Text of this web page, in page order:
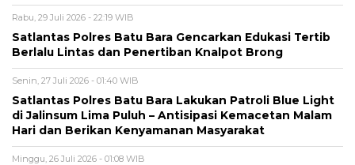
Rabu, 29 Juli 2026 - 22:19 WIB
Satlantas Polres Batu Bara Gencarkan Edukasi Tertib
Berlalu Lintas dan Penertiban Knalpot Brong
Senin, 27 Juli 2026 - 01:40 WIB
Satlantas Polres Batu Bara Lakukan Patroli Blue Light
di Jalinsum Lima Puluh – Antisipasi Kemacetan Malam
Hari dan Berikan Kenyamanan Masyarakat
Minggu, 26 Juli 2026 - 01:08 WIB